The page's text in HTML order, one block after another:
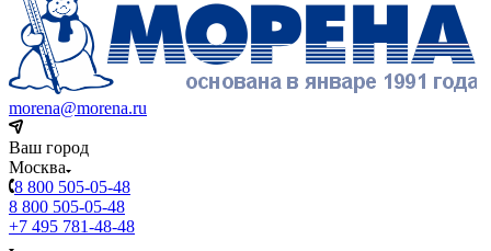
morena@morena.ru
Ваш город
Москва
8 800 505-05-48
8 800 505-05-48
+7 495 781-48-48